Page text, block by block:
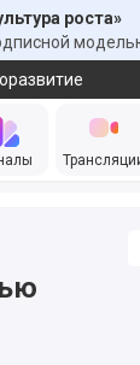
роста»